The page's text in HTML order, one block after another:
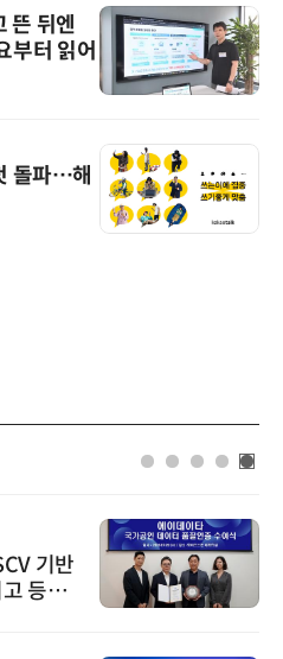
뜬 뒤엔
부터 읽어
돌파…해
기반
등급